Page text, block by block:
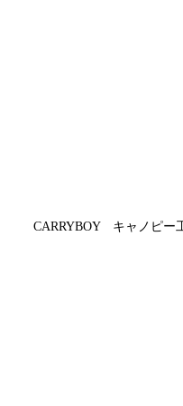
CARRYBOY　キャノピー